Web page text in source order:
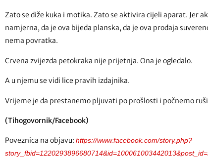
Zato se diže kuka i motika. Zato se aktivira cijeli aparat. Jer
namjerna, da je ova bijeda planska, da je ova prodaja
nema povratka.
Crvena zvijezda petokraka nije prijetnja. Ona je ogledalo.
A u njemu se vidi lice pravih izdajnika.
Vrijeme je da prestanemo pljuvati po prošlosti i počnemo
(Tihogovornik/Facebook)
Poveznica na objavu: https://www.facebook.com/story.php?